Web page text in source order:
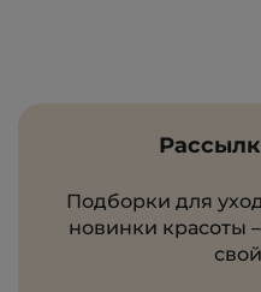
Подборки для
новинки красоты